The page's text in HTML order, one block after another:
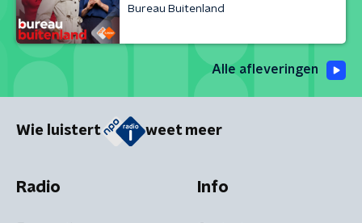
Bureau Buitenland
Alle afleveringen
Wie luistert weet meer
Radio Info